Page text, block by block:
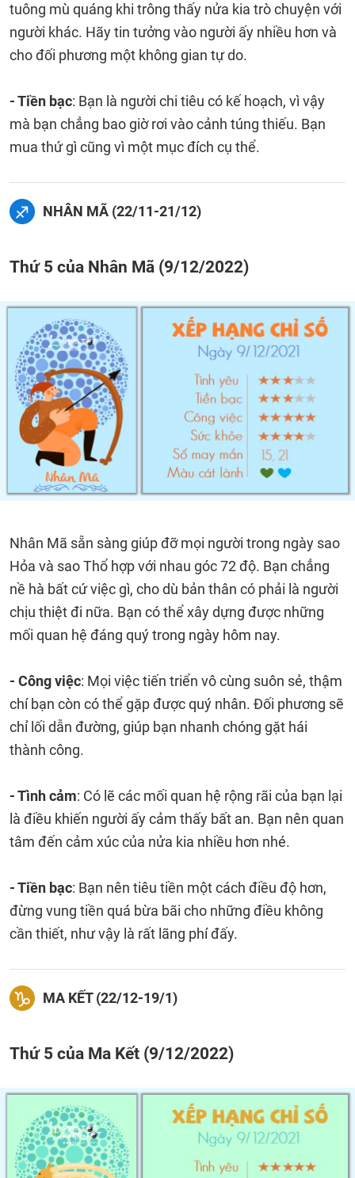
tuông mù quáng khi trông thấy nửa kia trò chuyện với
người khác. Hãy tin tưởng vào người ấy nhiều hơn và
cho đối phương một không gian tự do.
- Tiền bạc: Bạn là người chi tiêu có kế hoạch, vì vậy
mà bạn chẳng bao giờ rơi vào cảnh túng thiếu. Bạn
mua thứ gì cũng vì một mục đích cụ thể.
NHÂN MÃ (22/11-21/12)
Thứ 5 của Nhân Mã (9/12/2022)
Nhân Mã sẵn sàng giúp đỡ mọi người trong ngày sao
Hỏa và sao Thổ hợp với nhau góc 72 độ. Bạn chẳng
nề hà bất cứ việc gì, cho dù bản thân có phải là người
chịu thiệt đi nữa. Bạn có thể xây dựng được những
mối quan hệ đáng quý trong ngày hôm nay.
- Công việc: Mọi việc tiến triển vô cùng suôn sẻ, thậm
chí bạn còn có thể gặp được quý nhân. Đối phương sẽ
chỉ lối dẫn đường, giúp bạn nhanh chóng gặt hái
thành công.
- Tình cảm: Có lẽ các mối quan hệ rộng rãi của bạn lại
là điều khiến người ấy cảm thấy bất an. Bạn nên quan
tâm đến cảm xúc của nửa kia nhiều hơn nhé.
- Tiền bạc: Bạn nên tiêu tiền một cách điều độ hơn,
đừng vung tiền quá bừa bãi cho những điều không
cần thiết, như vậy là rất lãng phí đấy.
MA KẾT (22/12-19/1)
Thứ 5 của Ma Kết (9/12/2022)